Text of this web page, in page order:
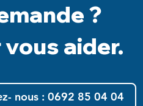
?
aider.
nous : 0692 85 04 04